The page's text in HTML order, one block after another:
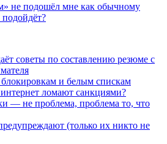
не подошёл мне как обычному
советы по составлению резюме с
блокировкам и белым спискам
ломают санкциями?
— не проблема, проблема то, что
(только их никто не